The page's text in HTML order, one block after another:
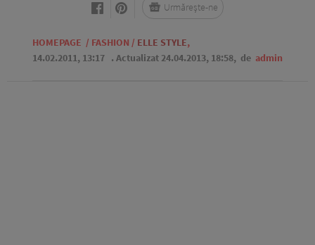
HOMEPAGE / FASHION / ELLE STYLE,
14.02.2011, 13:17 . Actualizat 24.04.2013, 18:58, de admin
Urmărește-ne